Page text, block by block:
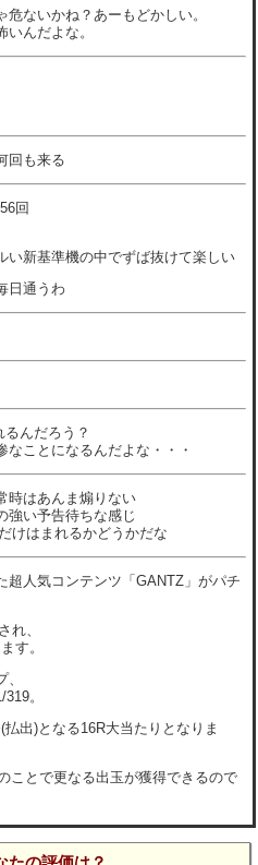
ないかね？あーもどかしい。
んだよな。
回も来る
回
い新基準機の中でずば抜けて楽しい
日通うわ
んだろう？
なことになるんだよな・・・
時はあんま煽りない
強い予告待ちな感じ
けはまれるかどうかだな
超人気コンテンツ「GANTZ」がパチ
れ、
す。
。
出)となる16R大当たりとなりま
ことで更なる出玉が獲得できるので